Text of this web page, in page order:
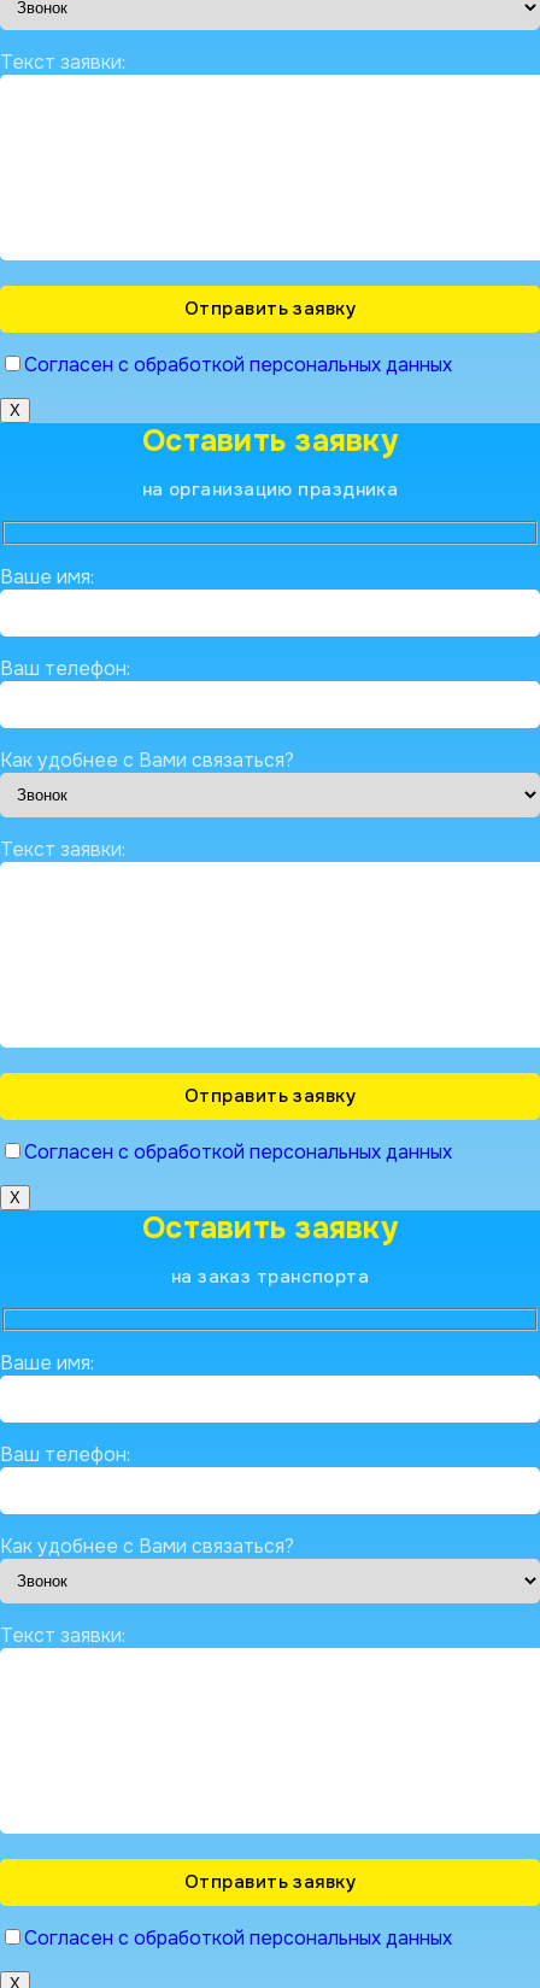
Текст заявки:
Согласен с обработкой персональных данных
X
Оставить заявку
на организацию праздника
Ваше имя:
Ваш телефон:
Как удобнее с Вами связаться?
Текст заявки:
Согласен с обработкой персональных данных
X
Оставить заявку
на заказ транспорта
Ваше имя:
Ваш телефон:
Как удобнее с Вами связаться?
Текст заявки:
Согласен с обработкой персональных данных
X